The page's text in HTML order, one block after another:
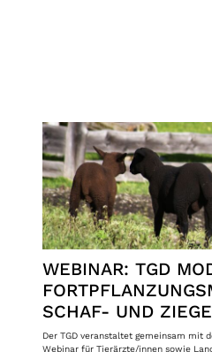
WEBINAR: TGD
SCHAF- UND
Der TGD veranstaltet gemeinsam mit
Webinar für Tierärzte/innen sowie